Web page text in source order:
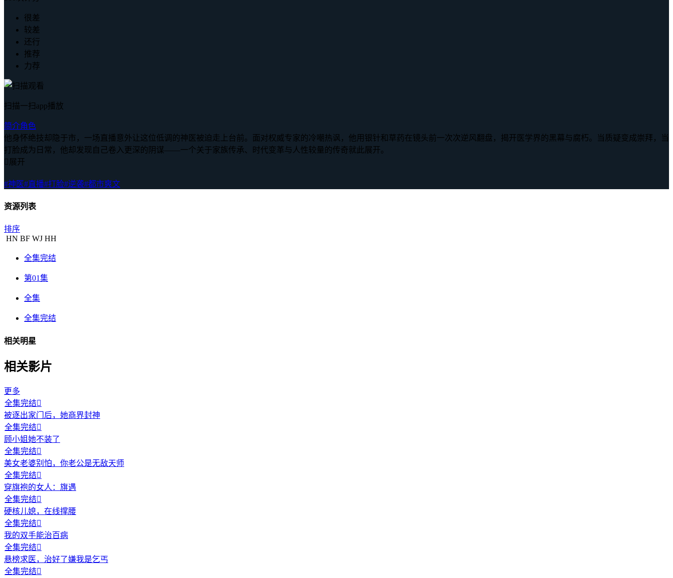
很差
较差
还行
推荐
力荐
扫描一扫app播放
简介角色
他身怀绝技却隐于市，一场直播意外让这位低调的神医被迫走上台前。面对权威专家的冷嘲热讽，他用银针和草药在镜头前一次次逆风翻盘，揭开医学界的黑幕与腐朽。当质疑变成崇拜，当
打脸成为日常，他却发现自己卷入更深的阴谋——一个关于家族传承、时代变革与人性较量的传奇就此展开。
 展开
#神医#直播#打脸#逆袭#都市爽文
资源列表
排序
HN BF WJ HH
全集完结
第01集
全集
全集完结
相关明星
相关影片
更多
全集完结
被逐出家门后，她商界封神
全集完结
顾小姐她不装了
全集完结
美女老婆别怕，你老公是无敌天师
全集完结
穿旗袍的女人：旗遇
全集完结
硬核儿媳，在线撑腰
全集完结
我的双手能治百病
全集完结
悬榜求医，治好了嫌我是乞丐
全集完结